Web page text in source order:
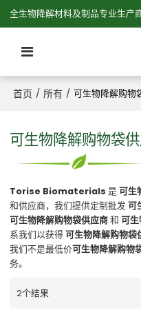
全生物降解材料及制品专业生产
首页 / 所有 / 可生物降解购物
可生物降解购物袋
Torise Biomaterials 是可生
和供应商，我们提供定制批发可
可生物降解购物袋供应商和可
系我们以获得可生物降解购物袋
我们不是最低价可生物降解购物
务。
2个结果